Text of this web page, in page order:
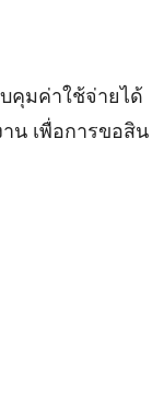
คุมค่าใช้จ่ายได้
น เพื่อการขอสิน